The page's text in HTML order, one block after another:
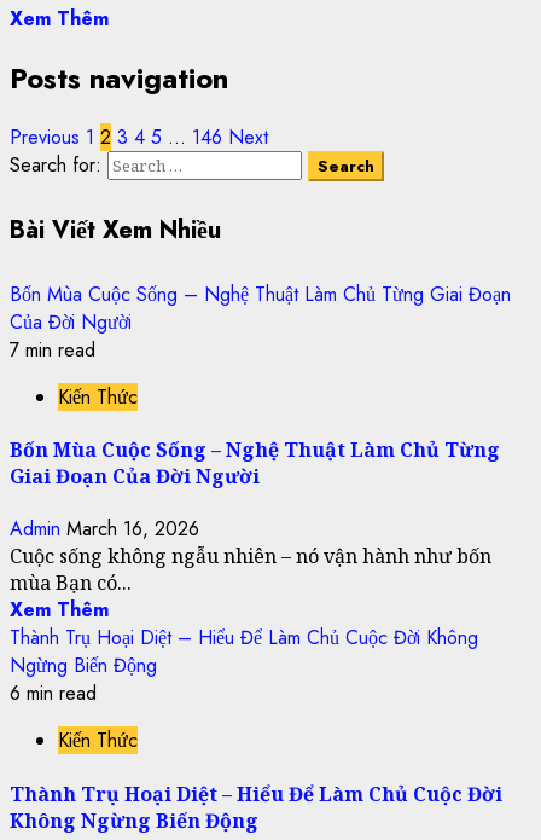
Xem Thêm
Posts navigation
Previous 1 2 3 4 5 … 146 Next
Search for:
Bài Viết Xem Nhiều
Bốn Mùa Cuộc Sống – Nghệ Thuật Làm Chủ Từng Giai Đoạn
Của Đời Người
7 min read
Kiến Thức
Bốn Mùa Cuộc Sống – Nghệ Thuật Làm Chủ Từng
Giai Đoạn Của Đời Người
Admin March 16, 2026
Cuộc sống không ngẫu nhiên – nó vận hành như bốn
mùa Bạn có...
Xem Thêm
Thành Trụ Hoại Diệt – Hiểu Để Làm Chủ Cuộc Đời Không
Ngừng Biến Động
6 min read
Kiến Thức
Thành Trụ Hoại Diệt – Hiểu Để Làm Chủ Cuộc Đời
Không Ngừng Biến Động